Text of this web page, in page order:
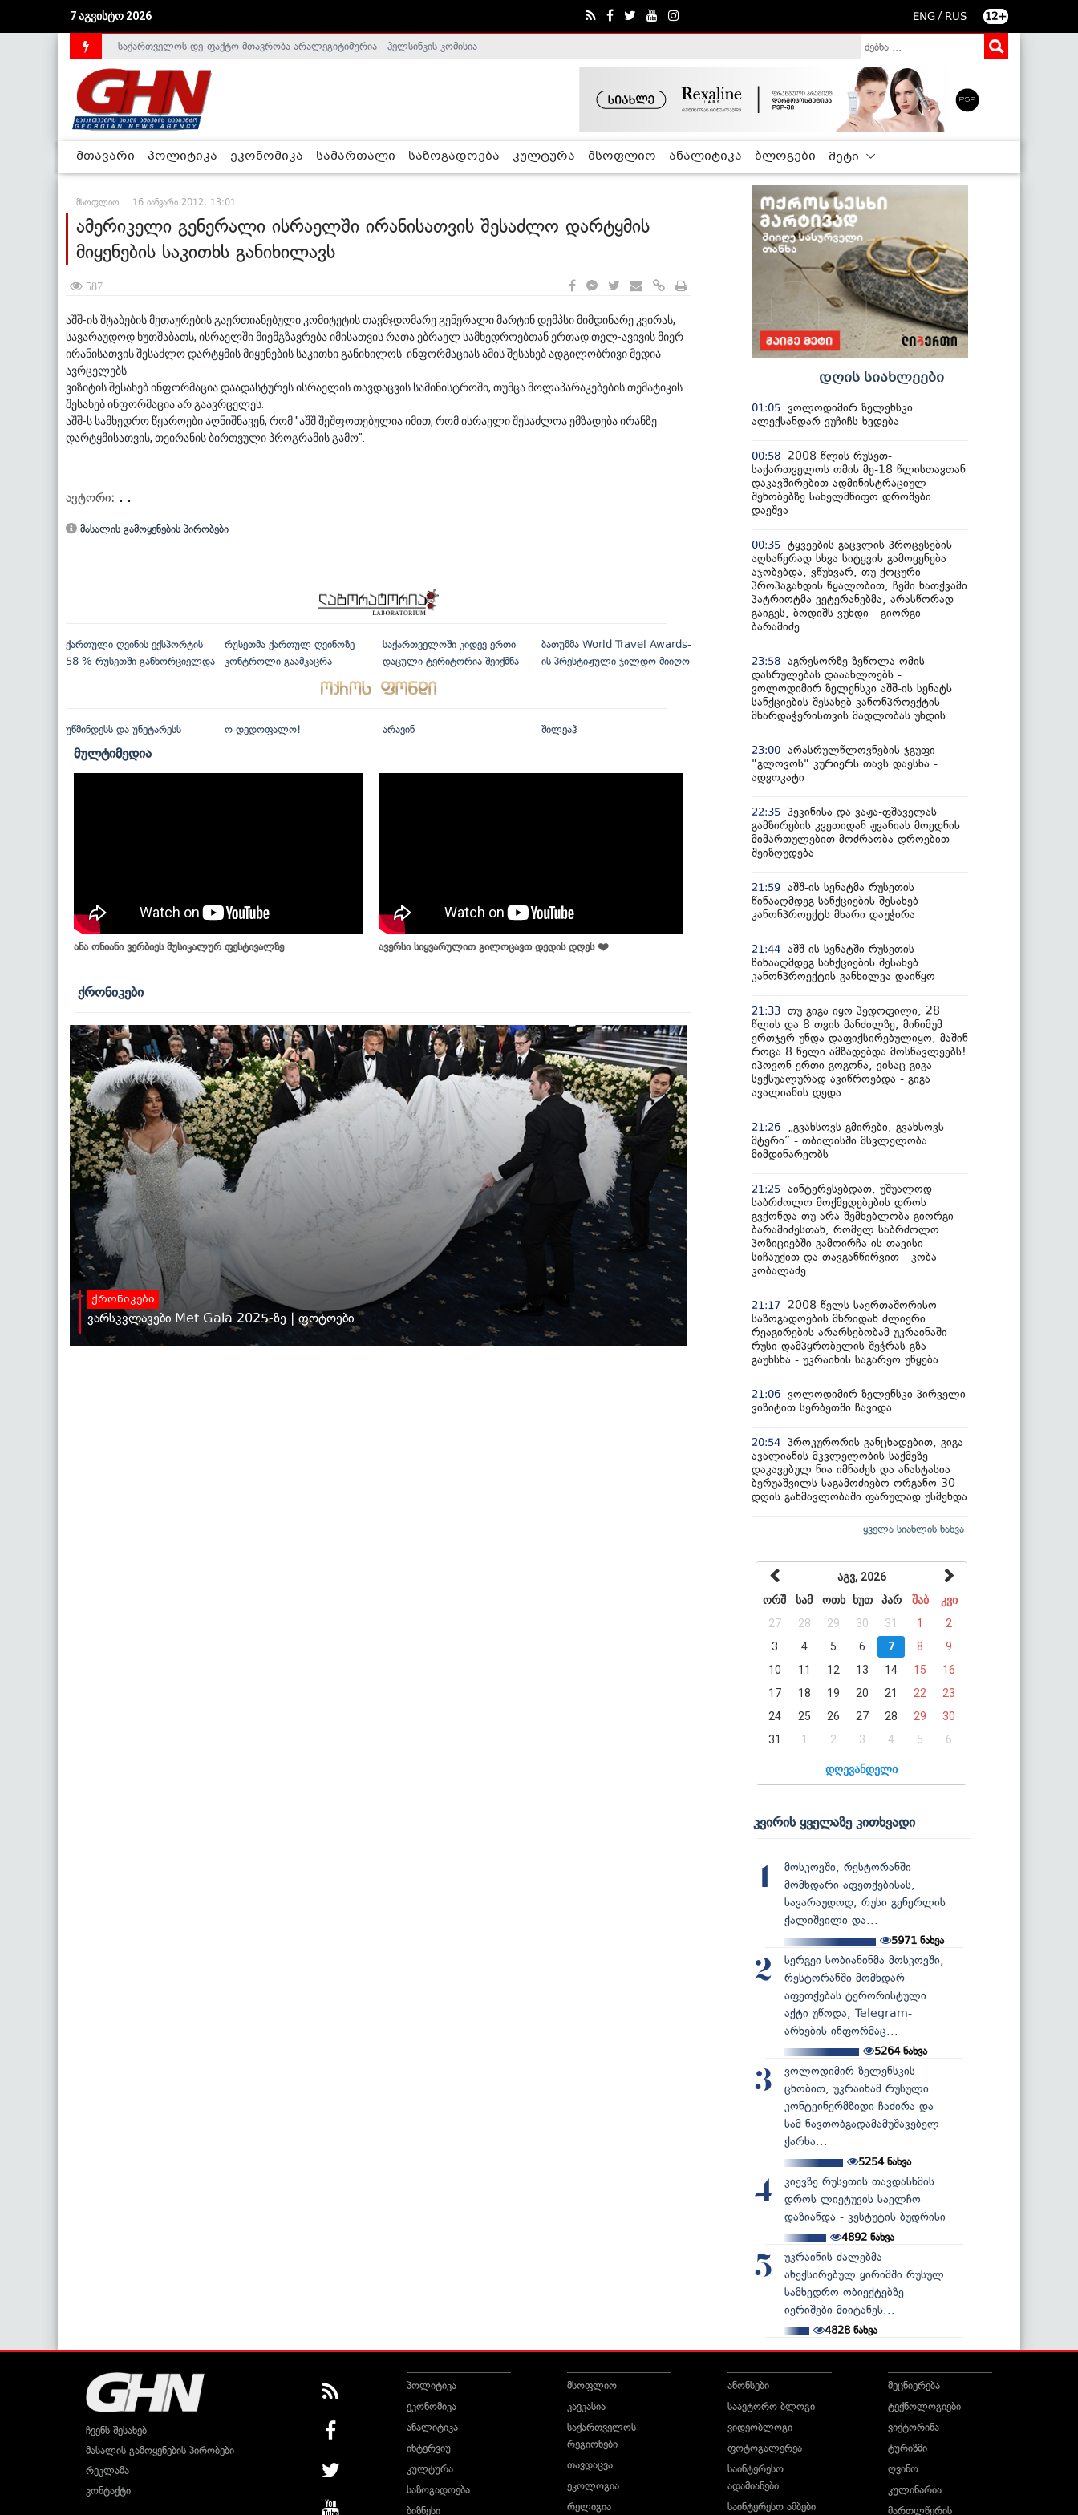
7 აგვისტო 2026 ENG / RUS 12+
საქართველოს დე-ფაქტო მთავრობა არალეგიტიმურია - ჰელსინკის კომისია
მთავარი პოლიტიკა ეკონომიკა სამართალი საზოგადოება კულტურა მსოფლიო ანალიტიკა ბლოგები მეტი
მსოფლიო 16 იანვარი 2012, 13:01
ამერიკელი გენერალი ისრაელში ირანისათვის შესაძლო დარტყმის
მიყენების საკითხს განიხილავს
587
აშშ-ის შტაბების მეთაურების გაერთიანებული კომიტეტის თავმჯდომარე გენერალი მარტინ დემპსი მიმდინარე კვირას,
სავარაუდოდ ხუთშაბათს, ისრაელში მიემგზავრება იმისათვის რათა ებრაელ სამხედროებთან ერთად თელ-ავივის მიერ
ირანისათვის შესაძლო დარტყმის მიყენების საკითხი განიხილოს. ინფორმაციას ამის შესახებ ადგილობრივი მედია
ავრცელებს.
ვიზიტის შესახებ ინფორმაცია დაადასტურეს ისრაელის თავდაცვის სამინისტროში, თუმცა მოლაპარაკებების თემატიკის
შესახებ ინფორმაცია არ გაავრცელეს.
აშშ-ს სამხედრო წყაროები აღნიშნავენ, რომ "აშშ შეშფოთებულია იმით, რომ ისრაელი შესაძლოა ემზადება ირანზე
დარტყმისათვის, თეირანის ბირთვული პროგრამის გამო".
ავტორი: . .
მასალის გამოყენების პირობები
ქართული ღვინის ექსპორტის
58 % რუსეთში განხორციელდა
რუსეთმა ქართულ ღვინოზე
კონტროლი გაამკაცრა
საქართველოში კიდევ ერთი
დაცული ტერიტორია შეიქმნა
ბათუმმა World Travel Awards-
ის პრესტიჟული ჯილდო მიიღო
უწმინდესს და უნეტარესს ო დედოფალო! არავინ შილეაჰ
მულტიმედია
ანა ონიანი ვერბიეს მუსიკალურ ფესტივალზე ავერსი სიყვარულით გილოცავთ დედის დღეს ❤️
ქრონიკები
ქრონიკები
ვარსკვლავები Met Gala 2025-ზე | ფოტოები
დღის სიახლეები
01:05 ვოლოდიმირ ზელენსკი
ალექსანდარ ვუჩიჩს ხვდება
00:58
2008 წლის რუსეთ-
საქართველოს ომის მე-18 წლისთავთან
დაკავშირებით ადმინისტრაციულ
შენობებზე სახელმწიფო დროშები
დაეშვა
00:35 ტყვეების გაცვლის პროცესების
აღსაწერად სხვა სიტყვის გამოყენება
აჯობებდა, ვწუხვარ, თუ ქოცური
პროპაგანდის წყალობით, ჩემი ნათქვამი
პატრიოტმა ვეტერანებმა, არასწორად
გაიგეს, ბოდიშს ვუხდი - გიორგი
ბარამიძე
23:58 აგრესორზე ზეწოლა ომის
დასრულებას დააახლოებს -
ვოლოდიმირ ზელენსკი აშშ-ის სენატს
სანქციების შესახებ კანონპროექტის
მხარდაჭერისთვის მადლობას უხდის
23:00 არასრულწლოვნების ჯგუფი
"გლოვოს" კურიერს თავს დაესხა -
ადვოკატი
22:35 პეკინისა და ვაჟა-ფშაველას
გამზირების კვეთიდან ჟვანიას მოედნის
მიმართულებით მოძრაობა დროებით
შეიზღუდება
21:59 აშშ-ის სენატმა რუსეთის
წინააღმდეგ სანქციების შესახებ
კანონპროექტს მხარი დაუჭირა
21:44 აშშ-ის სენატში რუსეთის
წინააღმდეგ სანქციების შესახებ
კანონპროექტის განხილვა დაიწყო
21:33 თუ გიგა იყო პედოფილი, 28
წლის და 8 თვის მანძილზე, მინიმუმ
ერთჯერ უნდა დაფიქსირებულიყო, მაშინ
როცა 8 წელი ამზადებდა მოსწავლეებს!
იპოვონ ერთი გოგონა, ვისაც გიგა
სექსუალურად ავიწროებდა - გიგა
ავალიანის დედა
21:26
„გვახსოვს გმირები, გვახსოვს
მტერი” - თბილისში მსვლელობა
მიმდინარეობს
21:25 აინტერესებდათ, უშუალოდ
საბრძოლო მოქმედებების დროს
გვქონდა თუ არა შემხებლობა გიორგი
ბარამიძესთან, რომელ საბრძოლო
პოზიციებში გამოირჩა ის თავისი
სიჩაუქით და თავგანწირვით - კობა
კობალაძე
21:17
2008 წელს საერთაშორისო
საზოგადოების მხრიდან ძლიერი
რეაგირების არარსებობამ უკრაინაში
რუსი დამპყრობელის შეჭრას გზა
გაუხსნა - უკრაინის საგარეო უწყება
21:06 ვოლოდიმირ ზელენსკი პირველი
ვიზიტით სერბეთში ჩავიდა
20:54 პროკურორის განცხადებით, გიგა
ავალიანის მკვლელობის საქმეზე
დაკავებულ ნია იმნაძეს და ანასტასია
ბერუაშვილს საგამოძიებო ორგანო 30
დღის განმავლობაში ფარულად უსმენდა
ყველა სიახლის ნახვა
აგვ, 2026
ორშ
სამ ოთხ ხუთ პარ შაბ
კვი
27
28 29 30 31 1
2
3
4 5 6 7 8
9
10
11 12 13 14 15
16
17
18 19 20 21 22
23
24
25 26 27 28 29
30
31
1 2 3 4 5 6
დღევანდელი
კვირის ყველაზე კითხვადი
1
მოსკოვში, რესტორანში
მომხდარი აფეთქებისას,
სავარაუდოდ, რუსი გენერლის
ქალიშვილი და...
5971 ნახვა
2
სერგეი სობიანინმა მოსკოვში,
რესტორანში მომხდარ
აფეთქებას ტერორისტული
აქტი უწოდა, Telegram-
არხების ინფორმაც...
5264ნახვა
3
ვოლოდიმირ ზელენსკის
ცნობით, უკრაინამ რუსული
კონტეინერმზიდი ჩაძირა და
სამ ნავთობგადამამუშავებელ
ქარხა...
5254ნახვა
4
კიევზე რუსეთის თავდასხმის
დროს ლიეტუვის საელჩო
დაზიანდა - კესტუტის ბუდრისი
4892ნახვა
5
უკრაინის ძალებმა
ანექსირებულ ყირიმში რუსულ
სამხედრო ობიექტებზე
იერიშები მიიტანეს...
4828 ნახვა
ჩვენს შესახებ
მასალის გამოყენების პირობები
რეკლამა
კონტაქტი
პოლიტიკა
ეკონომიკა
ანალიტიკა
ინტერვიუ
კულტურა
საზოგადოება
ბიზნესი
მსოფლიო
კავკასია
საქართველოს
რეგიონები
თავდაცვა
ეკოლოგია
რელიგია
ანონსები
საავტორო ბლოგი
ვიდეობლოგი
ფოტოგალერეა
საინტერესო
ადამიანები
საინტერესო ამბები
მეცნიერება
ტექნოლოგიები
ვიქტორინა
ტურიზმი
ღვინო
კულინარია
მართლწერის